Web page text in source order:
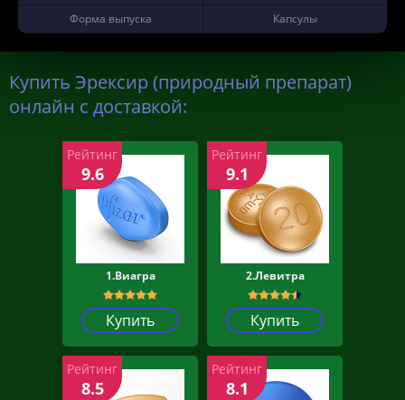
Форма выпуска
Капсулы
Купить Эрексир (природный препарат)
онлайн с доставкой:
1.Виагра
Купить
Рейтинг
9.6
2.Левитра
Купить
Рейтинг
9.1
Рейтинг
8.5
Рейтинг
8.1